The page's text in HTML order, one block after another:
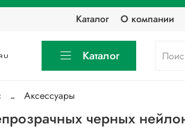
Каталог
О компании
Каталог
Аксессуары
черных